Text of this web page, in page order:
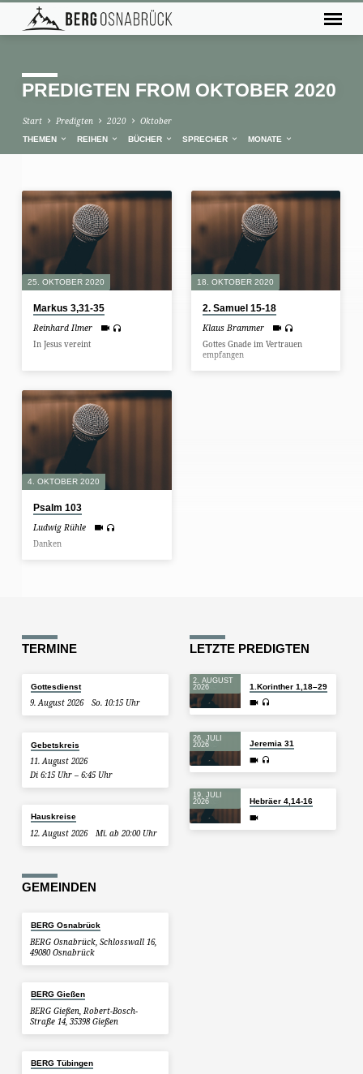
PREDIGTEN FROM OKTOBER 2020
Start Predigten 2020 Oktober
THEMEN REIHEN BÜCHER SPRECHER MONATE
PREDIGTEN
FROM
OKTOBER
2020
25. OKTOBER 2020
Markus 3,31-35
Reinhard Ilmer
In Jesus vereint
18. OKTOBER 2020
2. Samuel 15-18
Klaus Brammer
Gottes Gnade im Vertrauen
empfangen
4. OKTOBER 2020
Psalm 103
Ludwig Rühle
Danken
TERMINE
Gottesdienst
9. August 2026 So. 10:15 Uhr
Gebetskreis
11. August 2026
Di 6:15 Uhr – 6:45 Uhr
Hauskreise
12. August 2026 Mi. ab 20:00 Uhr
LETZTE PREDIGTEN
2. AUGUST
2026
1.Korinther 1,18–29
26. JULI
2026
Jeremia 31
19. JULI
2026
Hebräer 4,14-16
GEMEINDEN
BERG Osnabrück
BERG Osnabrück, Schlosswall 16,
49080 Osnabrück
BERG Gießen
BERG Gießen, Robert-Bosch-
Straße 14, 35398 Gießen
BERG Tübingen